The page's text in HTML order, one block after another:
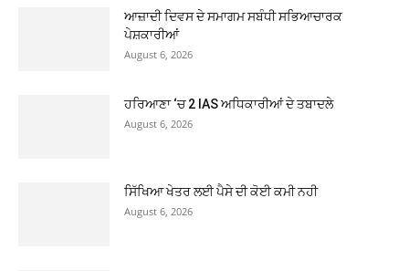
ਆਜ਼ਾਦੀ ਦਿਵਸ ਦੇ ਸਮਾਗਮ ਸਬੰਧੀ ਸਭਿਆਚਾਰਕ
ਪੇਸ਼ਕਾਰੀਆਂ
August 6, 2026
ਹਰਿਆਣਾ ‘ਚ 2 IAS ਅਧਿਕਾਰੀਆਂ ਦੇ ਤਬਾਦਲੇ
August 6, 2026
ਸਿੱਖਿਆ ਖੇਤਰ ਲਈ ਪੈਸੇ ਦੀ ਕੋਈ ਕਮੀ ਨਹੀ
August 6, 2026